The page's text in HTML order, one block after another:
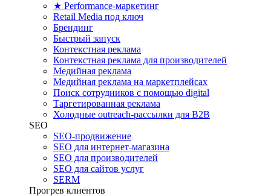
★ Performance-маркетинг
Retail Media под ключ
Брендинг
Быстрый запуск
Контекстная реклама
Контекстная реклама для производителей
Медийная реклама
Медийная реклама на маркетплейсах
Поиск сотрудников с помощью digital
Таргетированная реклама
Холодные outreach-рассылки для B2B
SEO
SEO-продвижение
SEO для интернет-магазина
SEO для производителей
SEO для сайтов услуг
SERM
Прогрев клиентов